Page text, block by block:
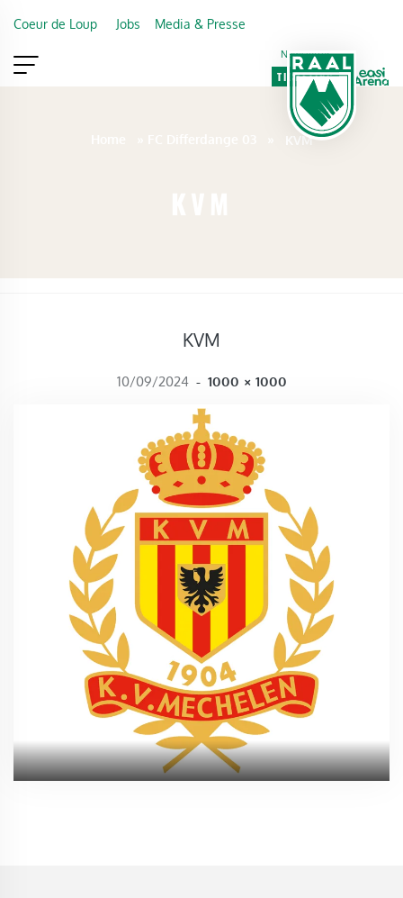
Coeur de Loup Jobs Media & Presse
Newsletter
TICKETING
VIP
FAN SHOP
KVM
KVM
10/09/2024 - FULL SIZE
1000 × 1000